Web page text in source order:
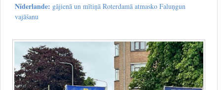
Nīderlande: gājienā un mītiņā Roterdamā atmasko Faluņgun
vajāšanu